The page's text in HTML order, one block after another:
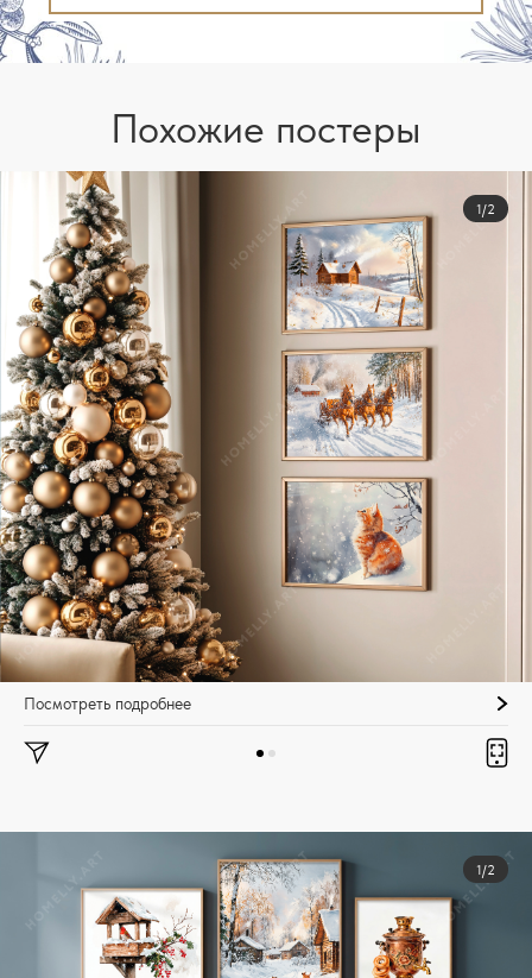
Похожие постеры
1/2
Посмотреть подробнее
1/2